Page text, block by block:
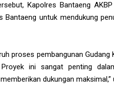
Kapolres Bantaeng
Bantaeng untuk mendukung
proses pembangunan Gudang
ini sangat penting
dukungan maksimal,”